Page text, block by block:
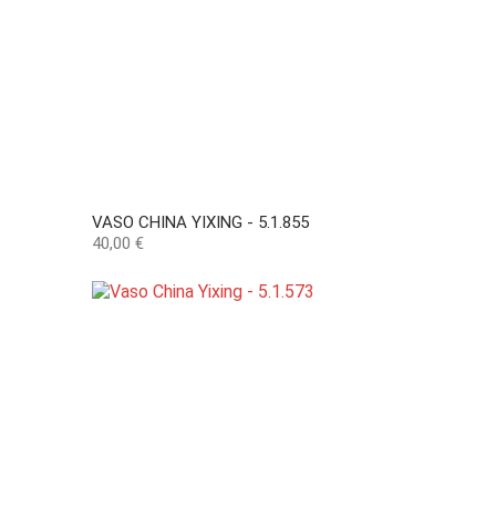
VASO CHINA YIXING - 5.1.855
Preço
40,00 €